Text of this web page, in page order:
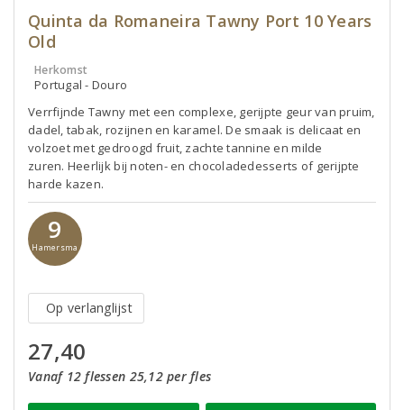
Quinta da Romaneira Tawny Port 10 Years
Old
Herkomst
Portugal - Douro
Verrfijnde Tawny met een complexe, gerijpte geur van pruim,
dadel, tabak, rozijnen en karamel. De smaak is delicaat en
volzoet met gedroogd fruit, zachte tannine en milde
zuren. Heerlijk bij noten- en chocoladedesserts of gerijpte
harde kazen.
9
Hamersma
Op verlanglijst
27,40
Vanaf 12 flessen 25,12 per fles